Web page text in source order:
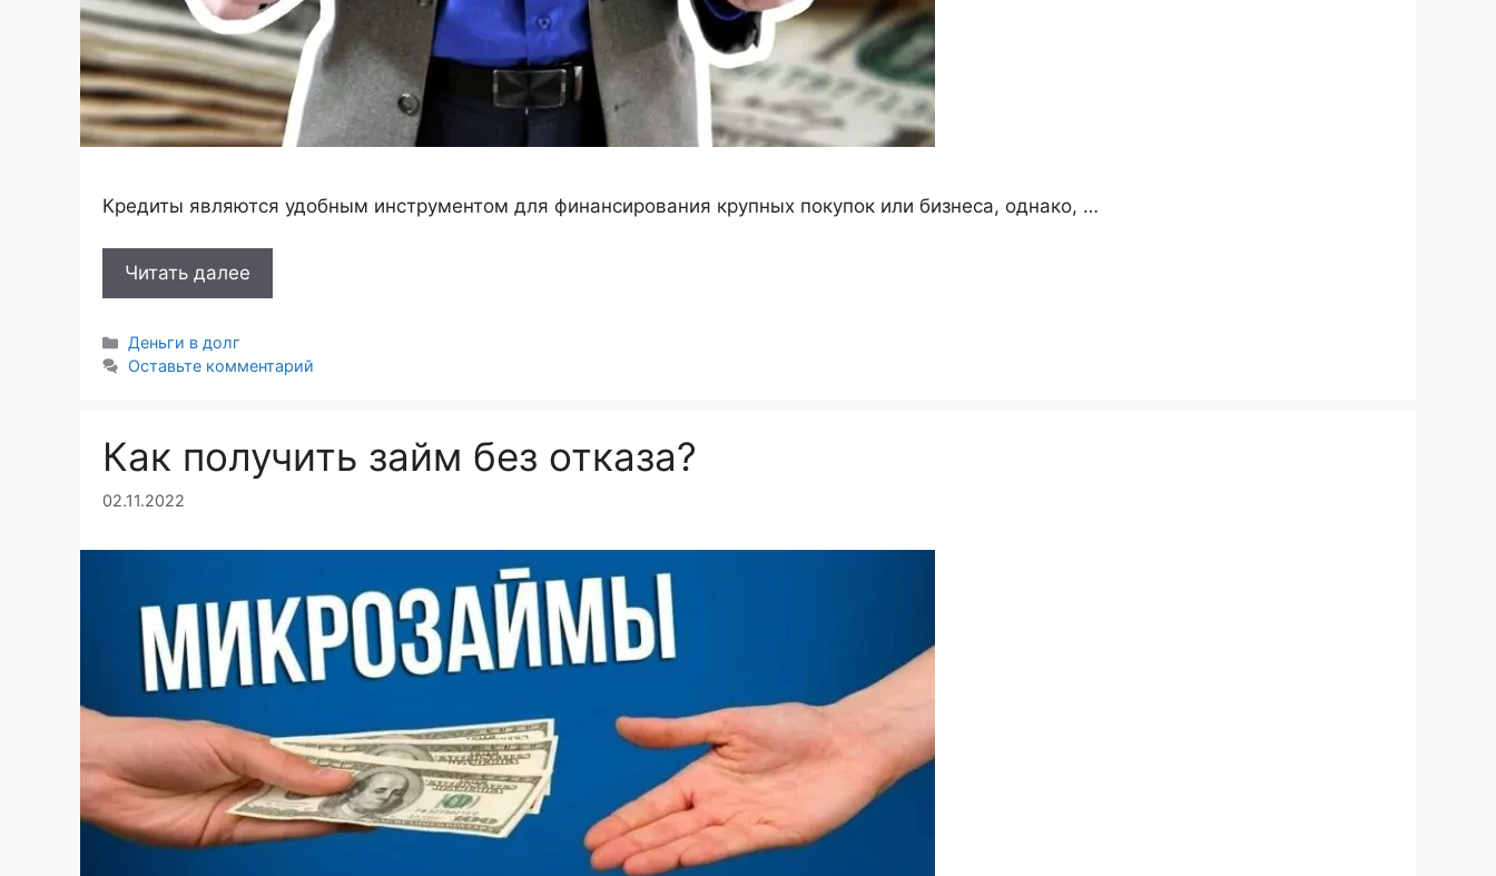
Кредиты являются удобным инструментом для финансирования крупных покупок или бизнеса, однако, …
Читать далее
Рубрики
Деньги в долг
Оставьте комментарий
Как получить займ без отказа?
02.11.2022